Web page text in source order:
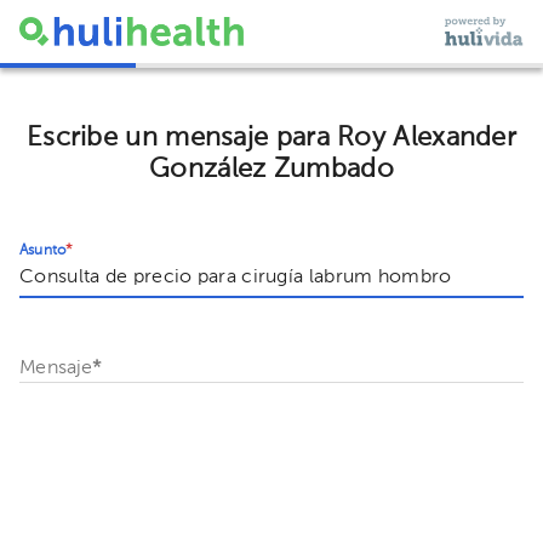
Escribe un mensaje para Roy Alexander
González Zumbado
Asunto*
Mensaje*